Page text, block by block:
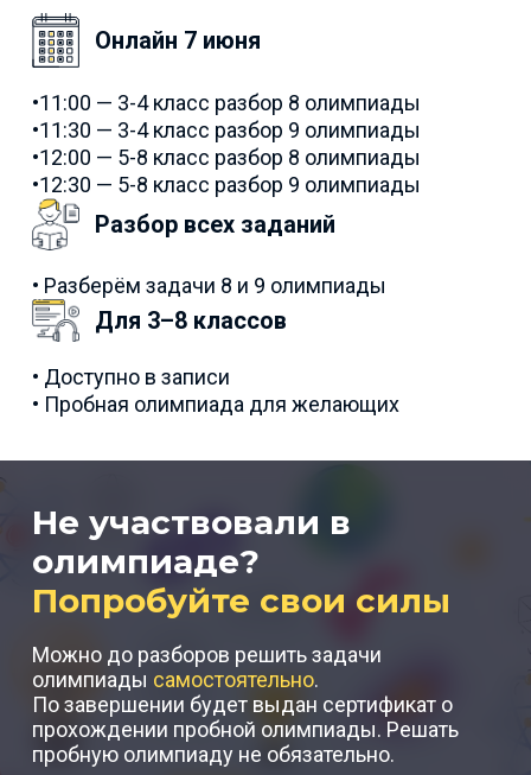
Онлайн 7 июня
•11:00 — 3-4 класс разбор 8 олимпиады
•11:30 — 3-4 класс разбор 9 олимпиады
•12:00 — 5-8 класс разбор 8 олимпиады
•12:30 — 5-8 класс разбор 9 олимпиады
Разбор всех заданий
• Разберём задачи 8 и 9 олимпиады
Для 3–8 классов
• Доступно в записи
• Пробная олимпиада для желающих
Не участвовали в
олимпиаде?
Попробуйте свои силы
Можно до разборов решить задачи
олимпиады самостоятельно.
По завершении будет выдан сертификат о
прохождении пробной олимпиады. Решать
пробную олимпиаду не обязательно.